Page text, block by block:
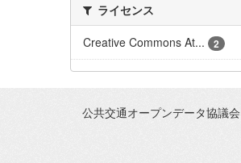
ライセンス
Creative Commons At...
2
公共交通オープンデータ協議会